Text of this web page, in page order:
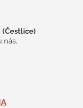
nás.